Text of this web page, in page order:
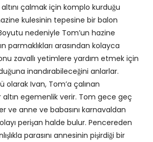
çalmak için komplo kurduğu
kulesinin tepesine bir balon
nedeniyle Tom’un hazine
parmaklıkları arasından kolayca
zavallı yetimlere yardım etmek için
inandırabileceğini anlarlar.
olarak Ivan, Tom’a çalınan
egemenlik verir. Tom gece geç
ve anne ve babasını karnavaldan
perişan halde bulur. Pencereden
parasını annesinin pişirdiği bir